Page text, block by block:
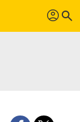
profil search